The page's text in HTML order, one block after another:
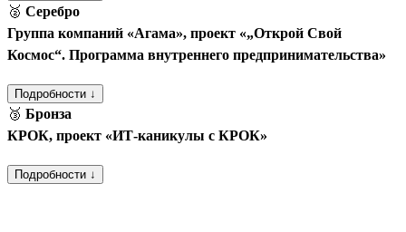
🥈 Серебро
Группа компаний «Агама», проект «„Открой Свой
Космос“. Программа внутреннего предпринимательства»
Подробности ↓
🥉 Бронза
КРОК, проект «ИТ-каникулы с КРОК»
Подробности ↓